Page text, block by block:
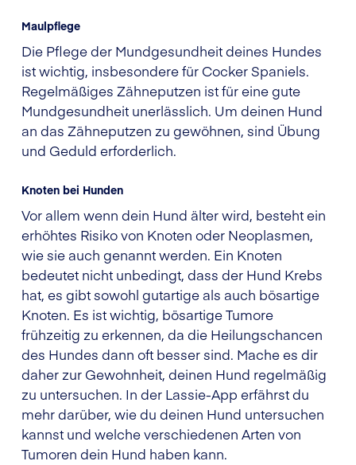
Maulpflege
Die Pflege der Mundgesundheit deines Hundes
ist wichtig, insbesondere für Cocker Spaniels.
Regelmäßiges Zähneputzen ist für eine gute
Mundgesundheit unerlässlich. Um deinen Hund
an das Zähneputzen zu gewöhnen, sind Übung
und Geduld erforderlich.
Knoten bei Hunden
Vor allem wenn dein Hund älter wird, besteht ein
erhöhtes Risiko von Knoten oder Neoplasmen,
wie sie auch genannt werden. Ein Knoten
bedeutet nicht unbedingt, dass der Hund Krebs
hat, es gibt sowohl gutartige als auch bösartige
Knoten. Es ist wichtig, bösartige Tumore
frühzeitig zu erkennen, da die Heilungschancen
des Hundes dann oft besser sind. Mache es dir
daher zur Gewohnheit, deinen Hund regelmäßig
zu untersuchen. In der Lassie-App erfährst du
mehr darüber, wie du deinen Hund untersuchen
kannst und welche verschiedenen Arten von
Tumoren dein Hund haben kann.